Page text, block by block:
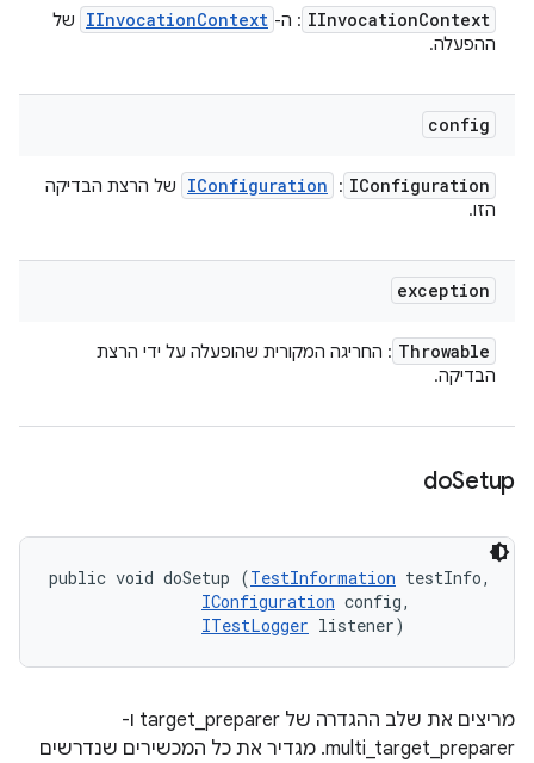
IInvocationContext : ה- IInvocationContext
של
ההפעלה.
config
IConfiguration
:
IConfiguration
של הרצת הבדיקה
הזו.
exception
Throwable : החריגה המקורית שהופעלה על ידי הרצת
הבדיקה.
doSetup
public void doSetup (TestInformation testInfo,
IConfiguration config,
ITestLogger listener)
מריצים את שלב ההגדרה של target_preparer ו-
multi_target_preparer. מגדיר את כל המכשירים שנדרשים